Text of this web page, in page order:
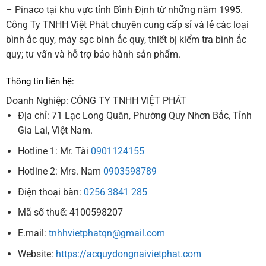
– Pinaco tại khu vực tỉnh Bình Định từ những năm 1995.
Công Ty TNHH Việt Phát chuyên cung cấp sỉ và lẻ các loại
bình ắc quy, máy sạc bình ắc quy, thiết bị kiểm tra bình ắc
quy; tư vấn và hỗ trợ bảo hành sản phẩm.
Thông tin liên hệ:
Doanh Nghiệp: CÔNG TY TNHH VIỆT PHÁT
Địa chỉ: 71 Lạc Long Quân, Phường Quy Nhơn Bắc, Tỉnh
Gia Lai, Việt Nam.
Hotline 1: Mr. Tài 0901124155
Hotline 2: Mrs. Nam 0903598789
Điện thoại bàn: 0256 3841 285
Mã số thuế: 4100598207
E.mail:tnhhvietphatqn@gmail.com
Website: https://acquydongnaivietphat.com